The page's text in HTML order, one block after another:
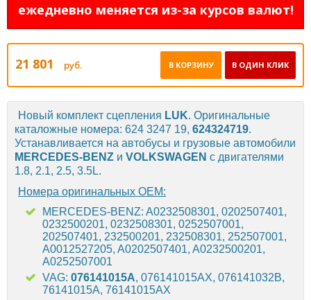
ежедневно меняется из-за курсов валют!
21 801 руб. В ОДИН КЛИК
В КОРЗИНУ
Новый комплект сцепления LUK. Оригинальные
каталожные номера: 624 3247 19, 624324719.
Устанавливается на автобусы и грузовые автомобили
MERCEDES-BENZ и VOLKSWAGEN с двигателями
1.8, 2.1, 2.5, 3.5L.
Номера оригинальных OEM:
MERCEDES-BENZ: A0232508301, 0202507401,
0232500201, 0232508301, 0252507001,
202507401, 232500201, 232508301, 252507001,
A0012527205, A0202507401, A0232500201,
A0252507001
VAG: 076141015A, 076141015AX, 076141032B,
76141015A, 76141015AX